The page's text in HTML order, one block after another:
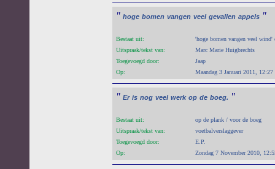
" hoge bomen vangen veel gevallen appels "
Bestaat uit:
'hoge bomen vangen veel
Uitspraak/tekst van:
Marc Marie Huigbrechts
Toegevoegd door:
Jaap
Op:
Maandag 3 Januari 2011, 12:27
" Er is nog veel werk op de boeg. "
Bestaat uit:
op de plank / voor de boeg
Uitspraak/tekst van:
voetbalverslaggever
Toegevoegd door:
E.P.
Op:
Zondag 7 November 2010,